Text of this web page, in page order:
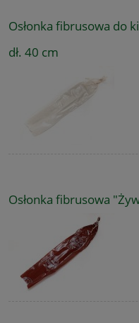
Osłonka fibrusowa do
dł. 40 cm
Osłonka fibrusowa